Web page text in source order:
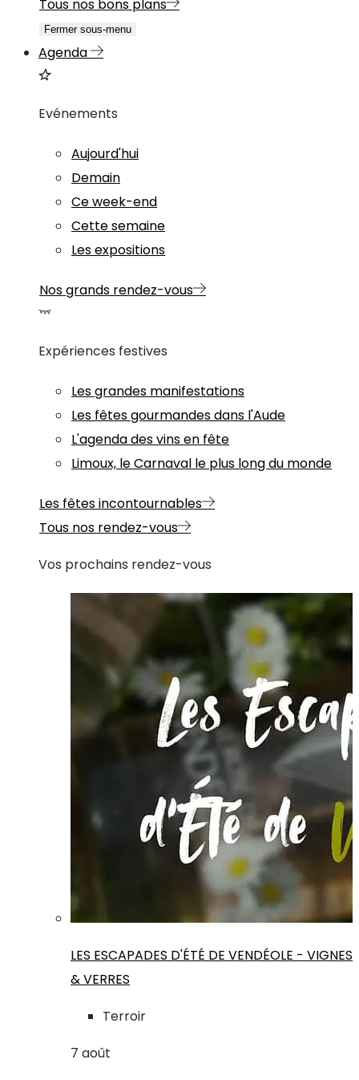
Tous nos bons plans
Fermer sous-menu
Agenda
Evénements
Aujourd'hui
Demain
Ce week-end
Cette semaine
Les expositions
Nos grands rendez-vous
Expériences festives
Les grandes manifestations
Les fêtes gourmandes dans l'Aude
L'agenda des vins en fête
Limoux, le Carnaval le plus long du monde
Les fêtes incontournables
Tous nos rendez-vous
Vos prochains rendez-vous
LES ESCAPADES D'ÉTÉ DE VENDÉOLE - VIGNES
& VERRES
Terroir
7 août